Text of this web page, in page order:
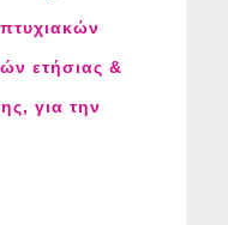
ετήσιας &
για την